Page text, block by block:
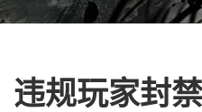
违规玩家封